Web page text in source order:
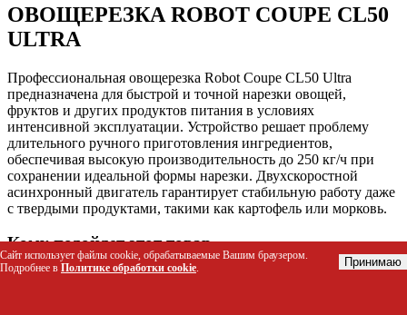
ОВОЩЕРЕЗКА ROBOT COUPE CL50
ULTRA
Профессиональная овощерезка Robot Coupe CL50 Ultra
предназначена для быстрой и точной нарезки овощей,
фруктов и других продуктов питания в условиях
интенсивной эксплуатации. Устройство решает проблему
длительного ручного приготовления ингредиентов,
обеспечивая высокую производительность до 250 кг/ч при
сохранении идеальной формы нарезки. Двухскоростной
асинхронный двигатель гарантирует стабильную работу даже
с твердыми продуктами, такими как картофель или морковь.
Кому подойдет этот товар
Шеф-повара ресторанов и кафе для ежедневной
Сайт использует файлы cookie, обрабатываемые Вашим браузером.
Подробнее в Политике обработки cookie. Принимаю